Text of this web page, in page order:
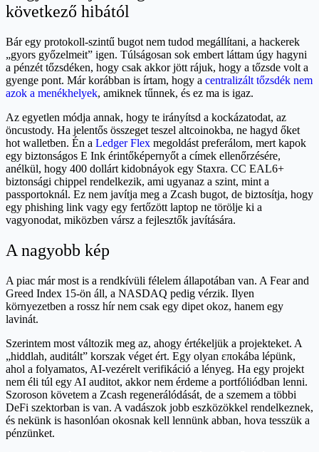
következő hibától
Bár egy protokoll-szintű bugot nem tudod megállítani, a hackerek
„gyors győzelmeit” igen. Túlságosan sok embert láttam úgy hagyni
a pénzét tőzsdéken, hogy csak akkor jött rájuk, hogy a tőzsde volt a
gyenge pont. Már korábban is írtam, hogy a centralizált tőzsdék nem
azok a menékhelyek, amiknek tűnnek, és ez ma is igaz.
Az egyetlen módja annak, hogy te irányítsd a kockázatodat, az
öncustody. Ha jelentős összeget teszel altcoinokba, ne hagyd őket
hot walletben. Én a Ledger Flex megoldást preferálom, mert kapok
egy biztonságos E Ink érintőképernyőt a címek ellenőrzésére,
anélkül, hogy 400 dollárt kidobnáyok egy Staxra. CC EAL6+
biztonsági chippel rendelkezik, ami ugyanaz a szint, mint a
passportoknál. Ez nem javítja meg a Zcash bugot, de biztosítja, hogy
egy phishing link vagy egy fertőzött laptop ne törölje ki a
vagyonodat, miközben vársz a fejlesztők javítására.
A nagyobb kép
A piac már most is a rendkívüli félelem állapotában van. A Fear and
Greed Index 15-ön áll, a NASDAQ pedig vérzik. Ilyen
környezetben a rossz hír nem csak egy dipet okoz, hanem egy
lavinát.
Szerintem most változik meg az, ahogy értékeljük a projekteket. A
„hiddlah, auditált” korszak véget ért. Egy olyan εποkába lépünk,
ahol a folyamatos, AI-vezérelt verifikáció a lényeg. Ha egy projekt
nem éli túl egy AI auditot, akkor nem érdeme a portfóliódban lenni.
Szoroson követem a Zcash regenerálódását, de a szemem a többi
DeFi szektorban is van. A vadászok jobb eszközökkel rendelkeznek,
és nekünk is hasonlóan okosnak kell lennünk abban, hova tesszük a
pénzünket.